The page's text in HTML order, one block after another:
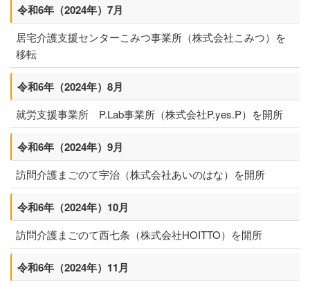
令和6年（2024年）7月
居宅介護支援センターこみつ事業所（株式会社こみつ）を
移転
令和6年（2024年）8月
就労支援事業所 P.Lab事業所（株式会社P.yes.P）を開所
令和6年（2024年）9月
訪問介護まごのて宇治（株式会社あいのはな）を開所
令和6年（2024年）10月
訪問介護まごのて西七条（株式会社HOITTO）を開所
令和6年（2024年）11月